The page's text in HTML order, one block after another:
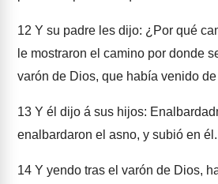
12 Y su padre les dijo: ¿Por qué
le mostraron el camino por donde
varón de Dios, que había venido
13 Y él dijo á sus hijos:
enalbardaron el asno, y subió en él.
14 Y yendo tras el varón de Dios,